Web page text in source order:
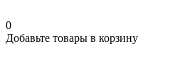
0
Добавьте товары в корзину